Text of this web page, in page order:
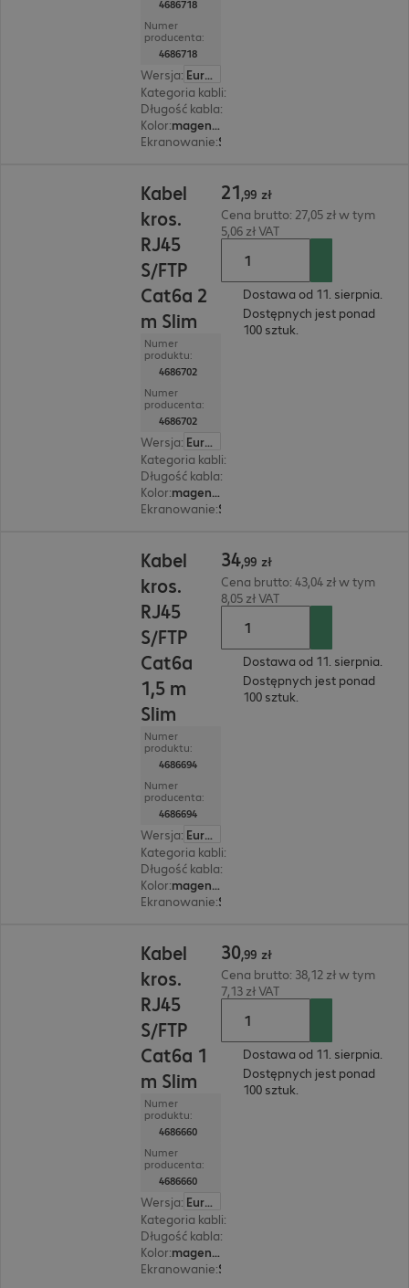
4686718
Numer
producenta:
4686718
Wersja:
Europa
Kategoria kabli:
Długość kabla:
Kolor:
magenta (purpurowy)
Ekranowanie:
Kabel
kros.
RJ45
S/FTP
Cat6a 2
m Slim
Numer
produktu:
4686702
Numer
producenta:
4686702
Wersja:
Europa
Kategoria kabli:
Długość kabla:
Kolor:
magenta (purpurowy)
Ekranowanie:
21,99 zł
Cena brutto: 27,05 zł w tym
5,06 zł VAT
Dostawa od 11. sierpnia.
Dostępnych jest ponad
100 sztuk.
Kabel
kros.
RJ45
S/FTP
Cat6a
1,5 m
Slim
Numer
produktu:
4686694
Numer
producenta:
4686694
Wersja:
Europa
Kategoria kabli:
Długość kabla:
Kolor:
magenta (purpurowy)
Ekranowanie:
34,99 zł
Cena brutto: 43,04 zł w tym
8,05 zł VAT
Dostawa od 11. sierpnia.
Dostępnych jest ponad
100 sztuk.
Kabel
kros.
RJ45
S/FTP
Cat6a 1
m Slim
Numer
produktu:
4686660
Numer
producenta:
4686660
Wersja:
Europa
Kategoria kabli:
Długość kabla:
Kolor:
magenta (purpurowy)
Ekranowanie:
30,99 zł
Cena brutto: 38,12 zł w tym
7,13 zł VAT
Dostawa od 11. sierpnia.
Dostępnych jest ponad
100 sztuk.